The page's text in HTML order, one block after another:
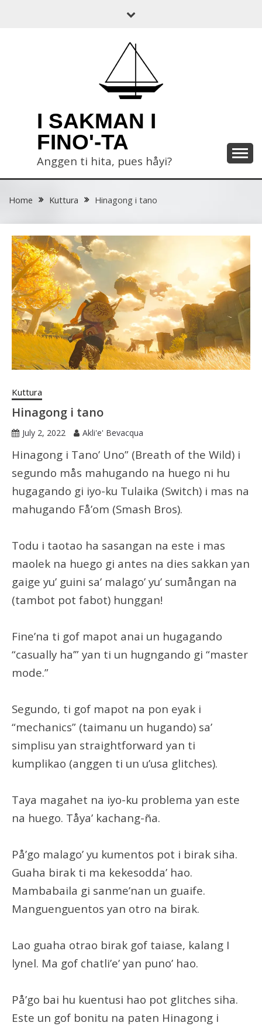
I SAKMAN I
FINO'-TA
Anggen ti hita, pues håyi?
Home Kuttura Hinagong i tano
Kuttura
Hinagong i tano
July 2, 2022 Akli'e' Bevacqua
Hinagong i Tano’ Uno” (Breath of the Wild) i
segundo mås mahugando na huego ni hu
hugagando gi iyo-ku Tulaika (Switch) i mas na
mahugando Få’om (Smash Bros).
Todu i taotao ha sasangan na este i mas
maolek na huego gi antes na dies sakkan yan
gaige yu’ guini sa’ malago’ yu’ sumångan na
(tambot pot fabot) hunggan!
Fine’na ti gof mapot anai un hugagando
“casually ha’” yan ti un hugngando gi “master
mode.”
Segundo, ti gof mapot na pon eyak i
“mechanics” (taimanu un hugando) sa’
simplisu yan straightforward yan ti
kumplikao (anggen ti un u’usa glitches).
Taya magahet na iyo-ku problema yan este
na huego. Tåya’ kachang-ña.
På’go malago’ yu kumentos pot i birak siha.
Guaha birak ti ma kekesodda’ hao.
Mambabaila gi sanme’nan un guaife.
Manguenguentos yan otro na birak.
Lao guaha otrao birak gof taiase, kalang I
lynel. Ma gof chatli’e’ yan puno’ hao.
På’go bai hu kuentusi hao pot glitches siha.
Este un gof bonitu na paten Hinagong i